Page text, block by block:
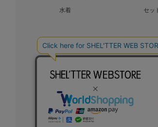
水着
セッ
BAROQUE JAPAN LIMITED
COPYRIGHT © BAROQUE JAPAN